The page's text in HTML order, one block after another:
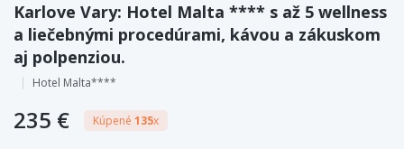
Karlove Vary: Hotel Malta **** s až 5 wellness
a liečebnými procedúrami, kávou a zákuskom
aj polpenziou.
Hotel Malta****
235 € Kúpené 135x